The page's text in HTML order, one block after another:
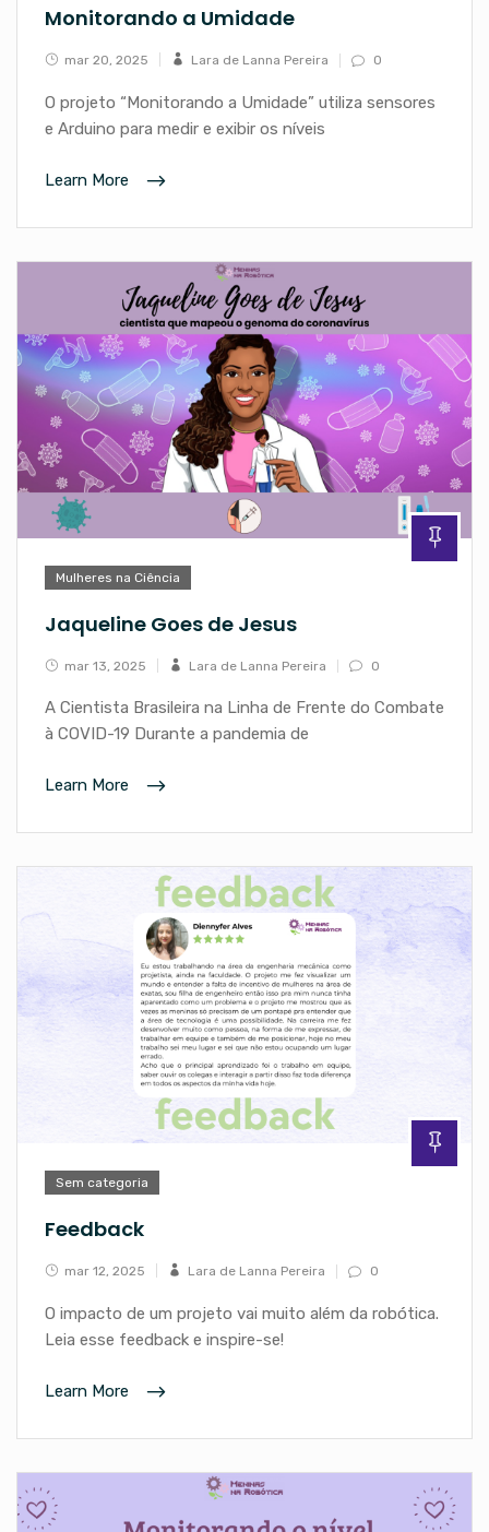
Monitorando a Umidade
mar 20, 2025 Lara de Lanna Pereira 0
O projeto “Monitorando a Umidade” utiliza sensores
e Arduino para medir e exibir os níveis
Learn More
Mulheres na Ciência
Jaqueline Goes de Jesus
mar 13, 2025 Lara de Lanna Pereira 0
A Cientista Brasileira na Linha de Frente do Combate
à COVID-19 Durante a pandemia de
Learn More
Sem categoria
Feedback
mar 12, 2025 Lara de Lanna Pereira 0
O impacto de um projeto vai muito além da robótica.
Leia esse feedback e inspire-se!
Learn More